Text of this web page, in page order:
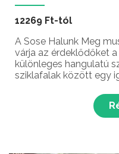
12269 Ft-tól
A Sose Halunk Meg
várja az érdeklődőket
különleges hangulatú
sziklafalak között egy
60-as évek